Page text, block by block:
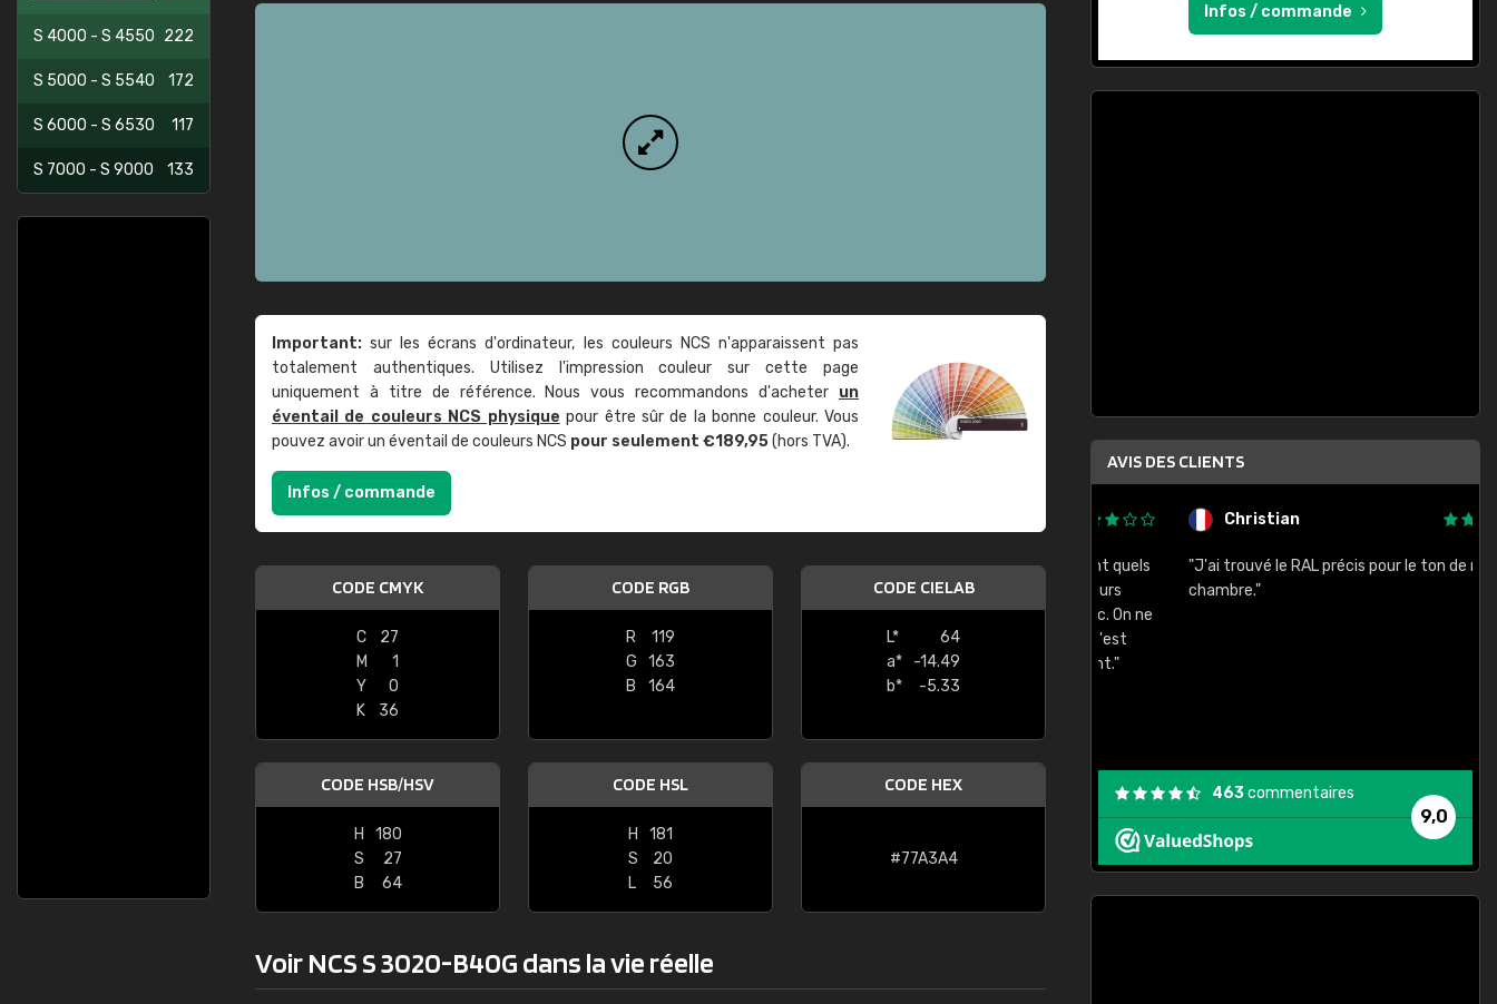
S 4000 - S 4550 222
S 5000 - S 5540 172
S 6000 - S 6530 117
S 7000 - S 9000 133
Important: sur les écrans d'ordinateur, les couleurs NCS n'apparaissent pas
totalement authentiques. Utilisez l'impression couleur sur cette page
uniquement à titre de référence. Nous vous recommandons d'acheter un
éventail de couleurs NCS physique pour être sûr de la bonne couleur. Vous
pouvez avoir un éventail de couleurs NCS pour seulement €189,95(hors TVA).
Infos / commande
CODE CMYK
C
27
M
1
Y
0
K
36
CODE RGB
R
119
G
163
B
164
CODE CIELAB
L*
64
a*
-14.49
b*
-5.33
CODE HSB/HSV
H
180
S
27
B
64
CODE HSL
H
181
S
20
L
56
CODE HEX
#77A3A4
Voir NCS S 3020-B40G dans la vie réelle
Infos / commande
AVIS DES CLIENTS
"Le site ne permet pas de voir clairement quels
sont les produits disponibles. Il y a plusieurs
palettes de couleurs: Classic, Design, etc. On ne
comprend pas qui est quoi. La livraison s'est
bien passé et le produit reçu me convient."
Christian
"J'ai trouvé le RAL précis pour le ton de ma
chambre."
9,0
463commentaires